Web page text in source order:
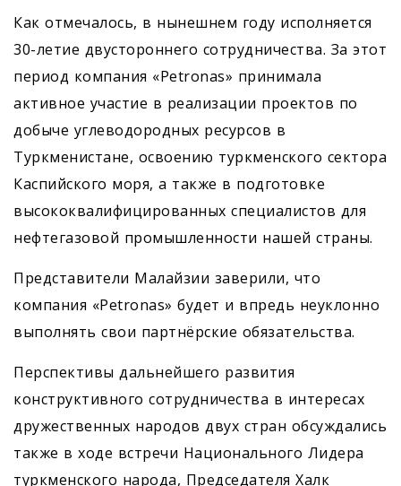
Как отмечалось, в нынешнем году исполняется
30-летие двустороннего сотрудничества. За этот
период компания «Petronas» принимала
активное участие в реализации проектов по
добыче углеводородных ресурсов в
Туркменистане, освоению туркменского сектора
Каспийского моря, а также в подготовке
высококвалифицированных специалистов для
нефтегазовой промышленности нашей страны.
Представители Малайзии заверили, что
компания «Petronas» будет и впредь неуклонно
выполнять свои партнёрские обязательства.
Перспективы дальнейшего развития
конструктивного сотрудничества в интересах
дружественных народов двух стран обсуждались
также в ходе встречи Национального Лидера
туркменского народа, Председателя Халк